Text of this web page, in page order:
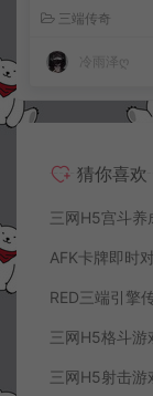
安卓+详细搭建教程
三端传奇
冷雨泽ღ
猜你喜欢